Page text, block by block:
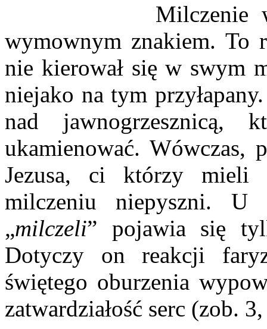
Milczenie w tym
wymownym znakiem. To
nie kierował się w swym
niejako na tym
nad jawnogrzesznicą,
ukamienować. Wówczas,
Jezusa, ci którzy mieli
milczeniu niepyszni. U
„milczeli” pojawia się
Dotyczy on reakcji
świętego oburzenia
zatwardziałość serc (zob.